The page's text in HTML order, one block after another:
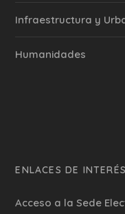
Infraestructura y
Humanidades
ENLACES DE INTERÉS
Acceso a la Sede